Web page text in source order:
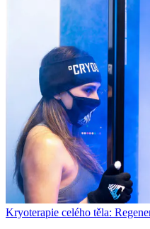
Kryoterapie celého těla: